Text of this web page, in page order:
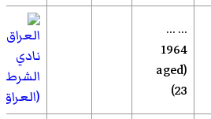
... ...
1964
(aged
23)
نادي
الشرطة